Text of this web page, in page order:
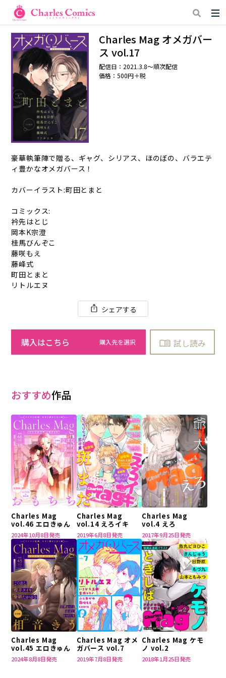
Charles Mag オメガバー
ス vol.17
配信日：2021.3.8～順次配信
価格：500円＋税
豪華執筆陣で贈る、ギャグ、シリアス、ほのぼの、バラエテ
ィ豊かなオメガバース！
カバーイラスト:町田とまと
コミックス:
衿先はとじ
岡本K宗澄
桂馬びんぞこ
藤咲もえ
藤峰式
町田とまと
リトルエヌ
シェアする
購入はこちら 試し読み
おすすめ作品
Charles Mag
vol.46 エロきゅん
2024年10月8日発売
Charles Mag
vol.14 えろイキ
2019年6月8日発売
Charles Mag
vol.4 えろ
2017年9月25日発売
Charles Mag
vol.45 エロきゅん
2024年8月8日発売
Charles Mag オメ
ガバース vol.7
2019年7月8日発売
Charles Mag ケモ
ノ vol.2
2018年1月25日発売